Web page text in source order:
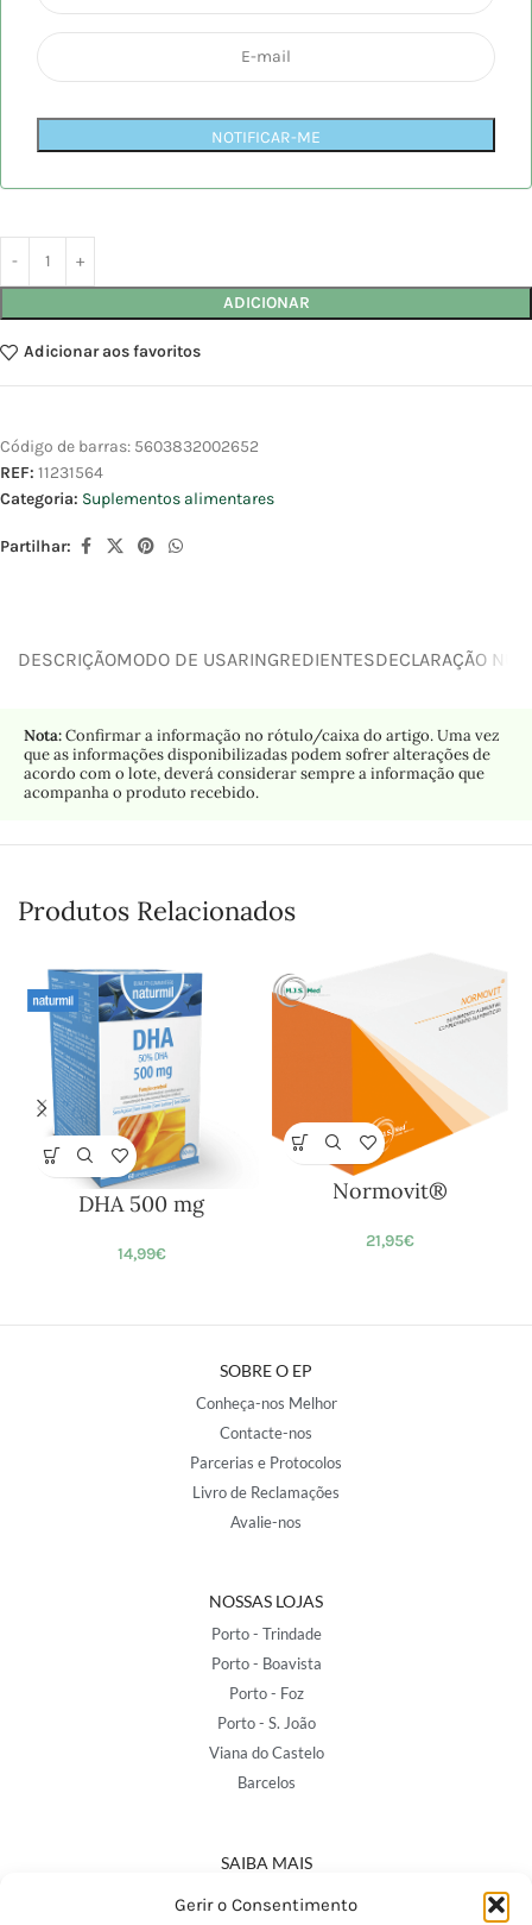
Gerir o Consentimento
NOTIFICAR-ME
ADICIONAR
Adicionar aos favoritos
Código de barras: 5603832002652
REF: 11231564
Categoria: Suplementos alimentares
Partilhar:
DESCRIÇÃOMODO DE USARINGREDIENTESDECLARAÇÃO
Nota:Confirmar a informação no rótulo/caixa do artigo. Uma vez
que as informações disponibilizadas podem sofrer alterações de
acordo com o lote, deverá considerar sempre a informação que
acompanha o produto recebido.
Produtos Relacionados
DHA 500 mg
14,99€
Normovit®
21,95€
SOBRE O EP
Conheça-nos Melhor
Contacte-nos
Parcerias e Protocolos
Livro de Reclamações
Avalie-nos
NOSSAS LOJAS
Porto - Trindade
Porto - Boavista
Porto - Foz
Porto - S. João
Viana do Castelo
Barcelos
SAIBA MAIS
Política de Privacidade